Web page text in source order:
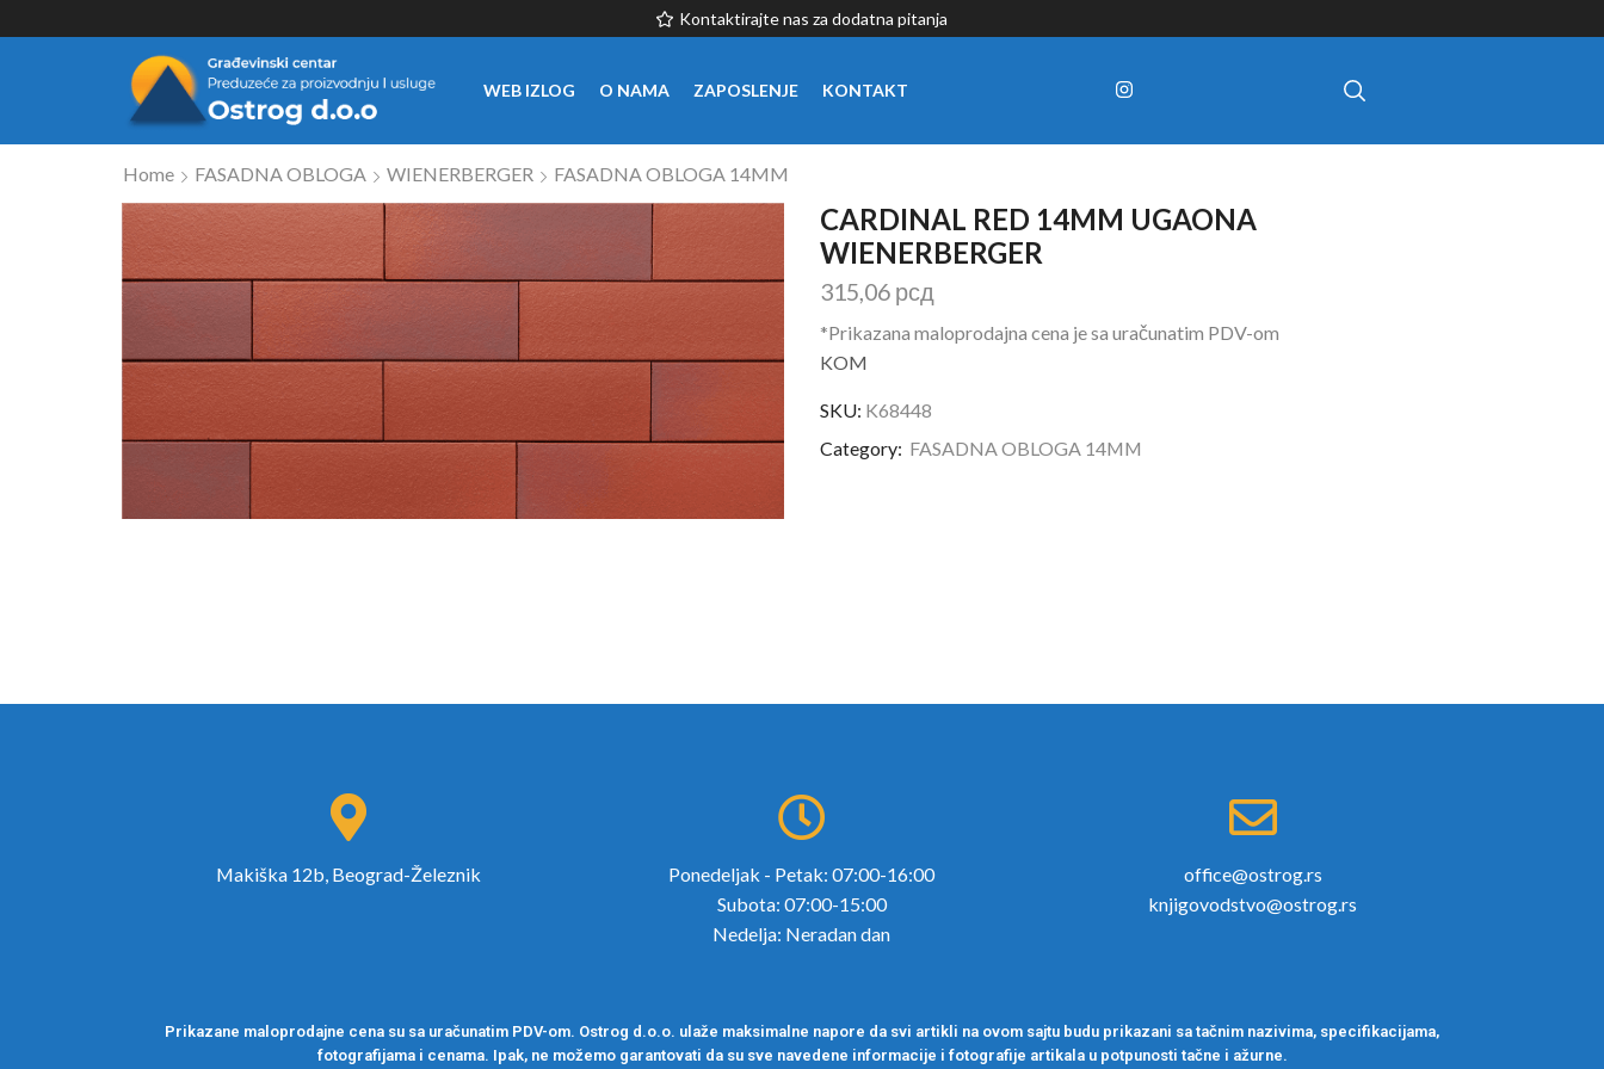
Kontaktirajte nas za dodatna pitanja
WEB IZLOG O NAMA ZAPOSLENJE KONTAKT
Home FASADNA OBLOGA WIENERBERGER FASADNA OBLOGA 14MM
CARDINAL RED 14MM UGAONA
WIENERBERGER
315,06 рсд
*Prikazana maloprodajna cena je sa uračunatim PDV-om
KOM
SKU: K68448
Category: FASADNA OBLOGA 14MM
Makiška 12b, Beograd-Železnik
Ponedeljak - Petak: 07:00-16:00
Subota: 07:00-15:00
Nedelja: Neradan dan
office@ostrog.rs
knjigovodstvo@ostrog.rs
Prikazane maloprodajne cena su sa uračunatim PDV-om. Ostrog d.o.o. ulaže maksimalne napore da svi artikli na ovom sajtu budu prikazani sa tačnim nazivima, specifikacijama,
fotografijama i cenama. Ipak, ne možemo garantovati da su sve navedene informacije i fotografije artikala u potpunosti tačne i ažurne.